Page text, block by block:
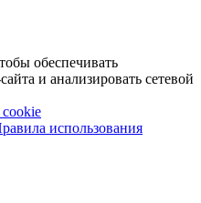
обеспечивать
и анализировать сетевой
использования